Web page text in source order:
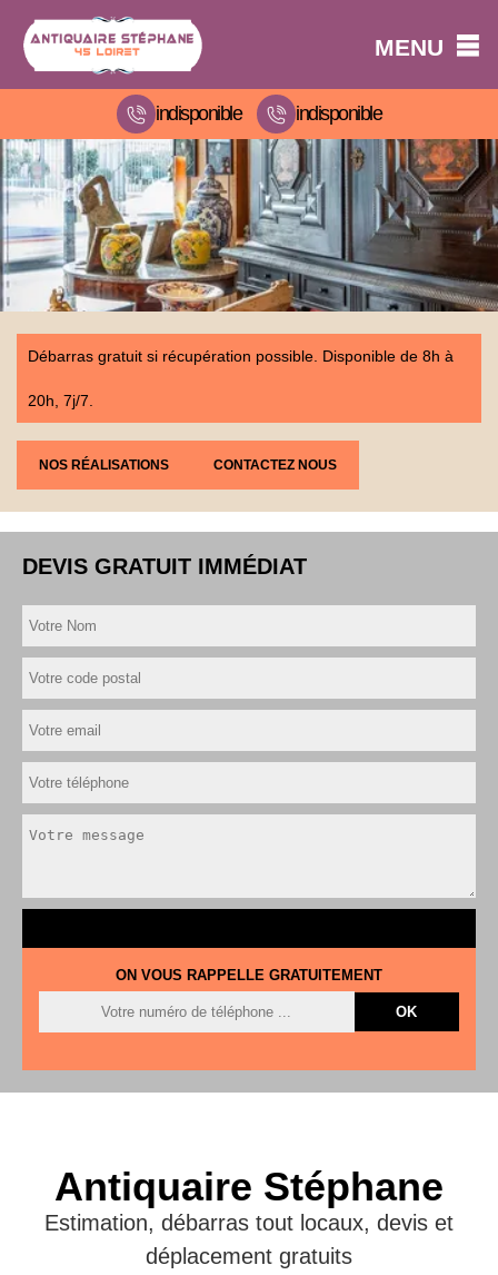
MENU
indisponible indisponible
Débarras gratuit si récupération possible. Disponible de 8h à
20h, 7j/7.
NOS RÉALISATIONS CONTACTEZ NOUS
DEVIS GRATUIT IMMÉDIAT
ON VOUS RAPPELLE GRATUITEMENT
Antiquaire Stéphane
Estimation, débarras tout locaux, devis et
déplacement gratuits